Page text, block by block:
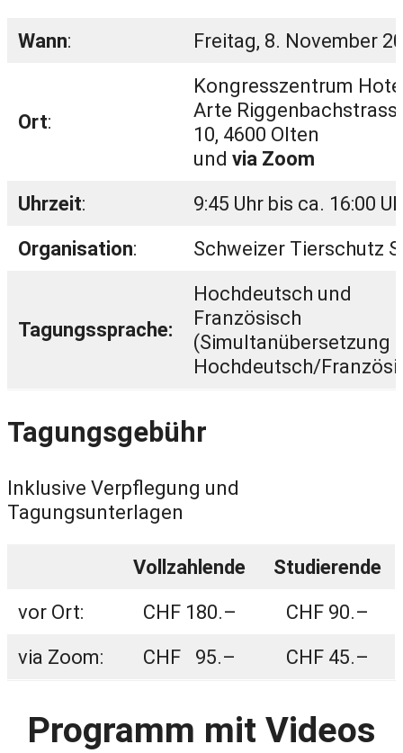
Wann: Freitag, 8. November
Ort:
Kongresszentrum
Arte
10, 4600 Olten
und via Zoom
Uhrzeit:
9:45 Uhr bis ca. 16:00
Organisation: Schweizer Tierschutz
Tagungssprache:
Hochdeutsch und
Französisch
(Simultanübersetzung
Hochdeutsch/
Tagungsgebühr
Inklusive Verpflegung und
Tagungsunterlagen
Vollzahlende
Studierende
vor Ort:
CHF 180.–
CHF 90.–
via Zoom:
CHF 95.– CHF 45.–
Programm mit Videos